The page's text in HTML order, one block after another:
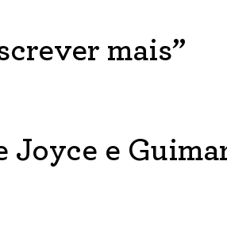
mais”
e